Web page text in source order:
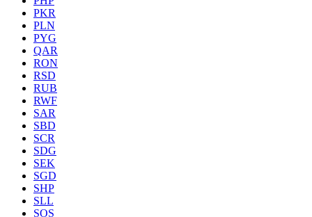
PKR
PLN
PYG
QAR
RON
RSD
RUB
RWF
SAR
SBD
SCR
SDG
SEK
SGD
SHP
SLL
SOS